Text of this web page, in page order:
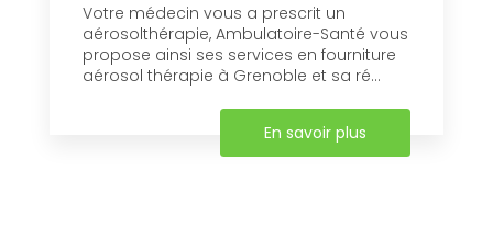
Votre médecin vous a prescrit un
aérosolthérapie, Ambulatoire-Santé vous
propose ainsi ses services en fourniture
aérosol thérapie à Grenoble et sa ré...
En savoir plus